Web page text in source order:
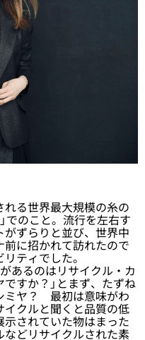
る世界最大規模の糸の
でのこと。流行を左右す
ずらりと並び、世界中
に招かれて訪れたので
ティでした。
あるのはリサイクル・カ
すか？」とまず、たずね
ミヤ？ 最初は意味がわ
クルと聞くと品質の低
されていた物はまった
どリサイクルされた素